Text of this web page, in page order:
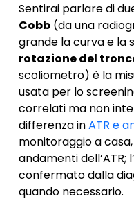
Sentirai parlare di
Cobb (da una
grande la curva e la
rotazione del
scoliometro) è la
usata per lo
correlati ma non
differenza inATR e
monitoraggio a
andamenti dell’ATR;
confermato dalla
quando necessario.